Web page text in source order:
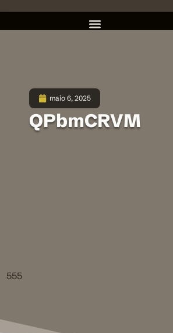
maio 6, 2025
QPbmCRVM
555